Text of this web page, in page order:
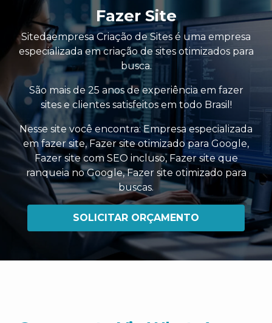
Fazer Site
Sitedaempresa Criação de Sites é uma empresa
especializada em criação de sites otimizados para
busca.
São mais de 25 anos de experiência em fazer
sites e clientes satisfeitos em todo Brasil!
Nesse site você encontra:Empresa especializada
em fazer site,Fazer site otimizado para Google,
Fazer site com SEO incluso, Fazer site que
ranqueia no Google,Fazer site otimizado para
buscas.
SOLICITAR ORÇAMENTO